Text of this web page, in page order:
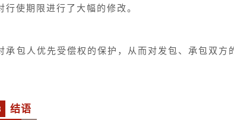
使期限进行了大幅的修改。
包人优先受偿权的保护，从而对发包、承包双方
结语